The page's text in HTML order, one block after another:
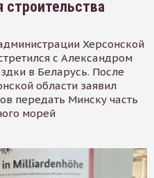
строительства
Херсонской
с Александром
в Беларусь. После
области заявил
передать Минску часть
морей